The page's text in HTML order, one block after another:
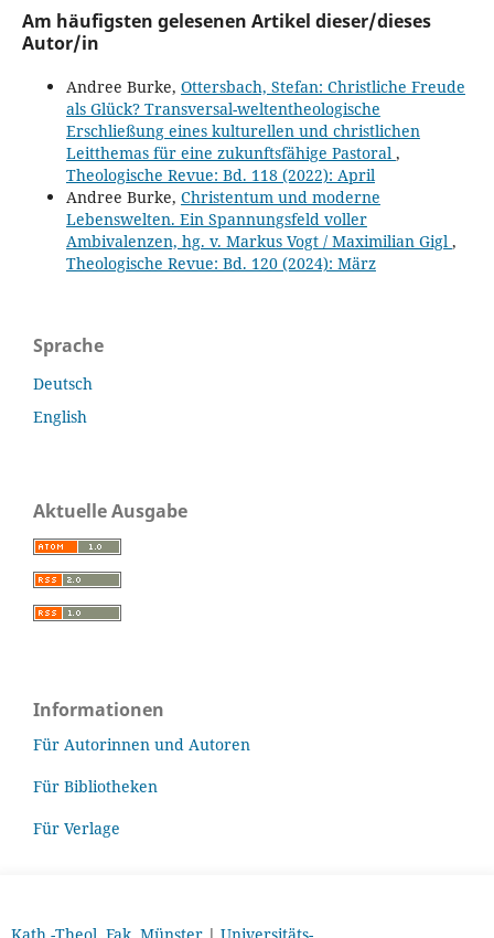
Am häufigsten gelesenen Artikel dieser/dieses
Autor/in
Andree Burke, Ottersbach, Stefan: Christliche Freude
als Glück? Transversal-weltentheologische
Erschließung eines kulturellen und christlichen
Leitthemas für eine zukunftsfähige Pastoral ,
Theologische Revue: Bd. 118 (2022): April
Andree Burke, Christentum und moderne
Lebenswelten. Ein Spannungsfeld voller
Ambivalenzen, hg. v. Markus Vogt / Maximilian Gigl ,
Theologische Revue: Bd. 120 (2024): März
Sprache
Deutsch
English
Aktuelle Ausgabe
Informationen
Für Autorinnen und Autoren
Für Bibliotheken
Für Verlage